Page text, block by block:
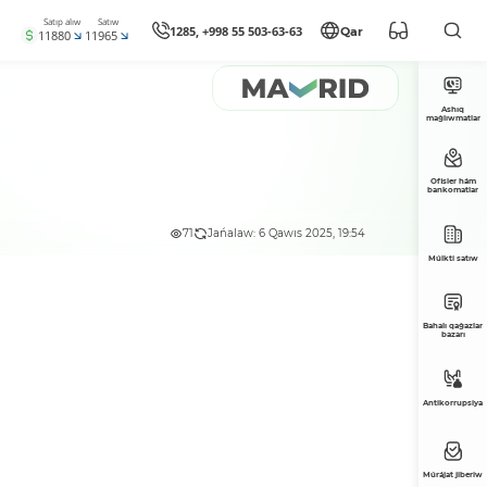
Satıp alıw
11880
Satıw
11965 1285, +998 55 503-63-63 Qar
71 Jańalaw: 6 Qawıs 2025, 19:54
Ashıq
maǵlıwmatlar
Ofisler hám
bankomatlar
Múlkti satıw
Bahalı qaǵazlar
bazarı
Antikorrupsiya
Múrájat jiberiw